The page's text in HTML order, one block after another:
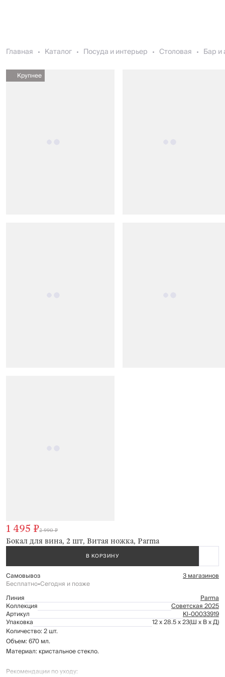
Главная Каталог Посуда и интерьер Столовая Бар и
Крупнее
Бокал для вина, 2 шт, Витая ножка, Parma
1 495 ₽2 990 ₽
В КОРЗИНУ
Самовывоз 3 магазинов
Бесплатно•Сегодня и позже
Линия
Parma
Коллекция Советская 2025
Артикул Kl-00033919
Упаковка 12 x 28.5 x 23(Ш x В x Д)
Количество: 2 шт.
Объем: 670 мл.
Материал: кристальное стекло.
Рекомендации по уходу: